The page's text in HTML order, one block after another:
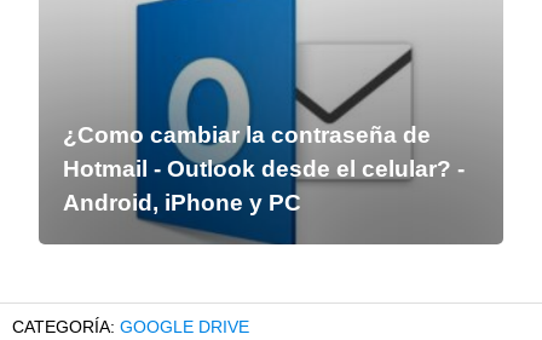
¿Como cambiar la contraseña de
Hotmail - Outlook desde el celular? -
Android, iPhone y PC
GOOGLE DRIVE